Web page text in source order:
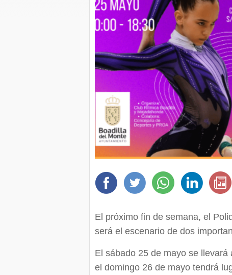
El próximo fin de semana, el
será el escenario de dos
El sábado 25 de mayo se
el domingo 26 de mayo tendrá